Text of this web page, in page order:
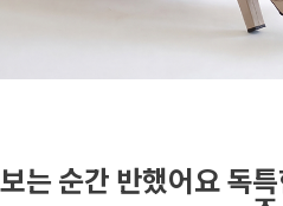
보는 순간 반했어요 독